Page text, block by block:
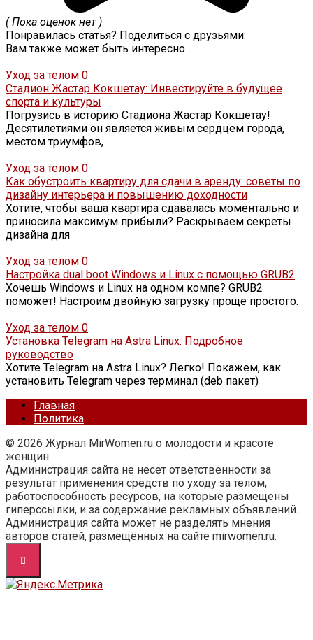
( Пока оценок нет )
Понравилась статья? Поделиться с друзьями:
Вам также может быть интересно
Уход за телом 0
Стадион Жастар Кокшетау: Инвестируйте в будущее
спорта и культуры
Погрузись в историю Стадиона Жастар Кокшетау!
Десятилетиями он является живым сердцем города,
местом триумфов,
Уход за телом 0
Как обустроить квартиру для сдачи в аренду: советы по
дизайну интерьера и повышению доходности
Хотите, чтобы ваша квартира сдавалась моментально и
приносила максимум прибыли? Раскрываем секреты
дизайна для
Уход за телом 0
Настройка dual boot Windows и Linux с помощью GRUB2
Хочешь Windows и Linux на одном компе? GRUB2
поможет! Настроим двойную загрузку проще простого.
Уход за телом 0
Установка Telegram на Astra Linux: Подробное
руководство
Хотите Telegram на Astra Linux? Легко! Покажем, как
установить Telegram через терминал (deb пакет)
Главная
Политика
© 2026 Журнал MirWomen.ru о молодости и красоте
женщин
Администрация сайта не несет ответственности за
результат применения средств по уходу за телом,
работоспособность ресурсов, на которые размещены
гиперссылки, и за содержание рекламных объявлений.
Администрация сайта может не разделять мнения
авторов статей, размещённых на сайте mirwomen.ru.